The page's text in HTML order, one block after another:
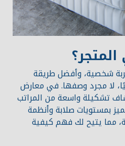
شخصية، وأفضل طريقة
لا مجرد وصفها. في معارض
تشكيلة واسعة من المراتب
بمستويات صلابة وأنظمة
مما يتيح لك فهم كيفية